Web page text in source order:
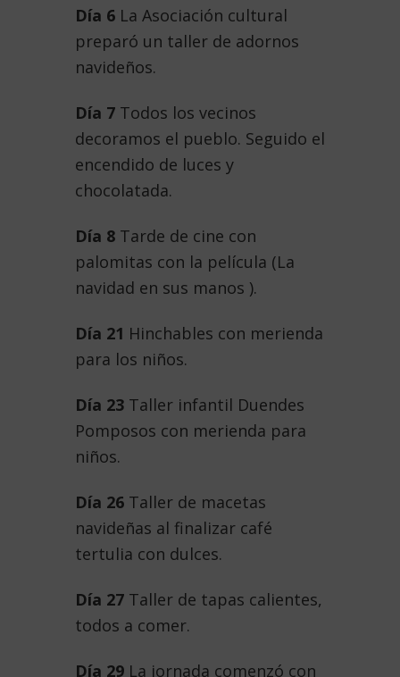
Día 6 La Asociación cultural
preparó un taller de adornos
navideños.
Día 7 Todos los vecinos
decoramos el pueblo. Seguido el
encendido de luces y
chocolatada.
Día 8 Tarde de cine con
palomitas con la película (La
navidad en sus manos ).
Día 21 Hinchables con merienda
para los niños.
Día 23 Taller infantil Duendes
Pomposos con merienda para
niños.
Día 26 Taller de macetas
navideñas al finalizar café
tertulia con dulces.
Día 27 Taller de tapas calientes,
todos a comer.
Día 29 La jornada comenzó con